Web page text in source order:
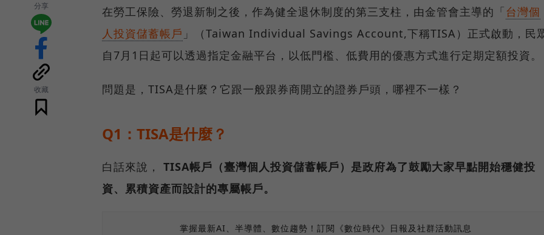
分享
收藏
在勞工保險、勞退新制之後，作為健全退休制度的第三支柱，由金管會主導的「台灣個
人投資儲蓄帳戶 」（Taiwan Individual Savings Account,下稱TISA）正式啟動，民
自7月1日起可以透過指定金融平台，以低門檻、低費用的優惠方式進行定期定額投資。
問題是，TISA是什麼？它跟一般跟券商開立的證券戶頭，哪裡不一樣？
Q1：TISA是什麼？
白話來說， TISA帳戶（臺灣個人投資儲蓄帳戶）是政府為了鼓勵大家早點開始穩健投
資、累積資產而設計的專屬帳戶。
掌握最新AI、半導體、數位趨勢！訂閱《數位時代》日報及社群活動訊息